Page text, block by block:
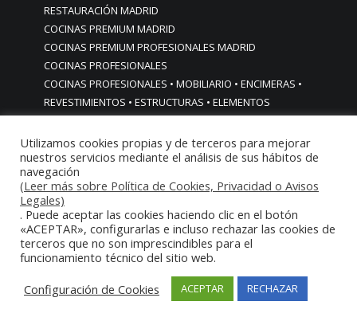
RESTAURACIÓN MADRID
COCINAS PREMIUM MADRID
COCINAS PREMIUM PROFESIONALES MADRID
COCINAS PROFESIONALES
COCINAS PROFESIONALES • MOBILIARIO • ENCIMERAS •
REVESTIMIENTOS • ESTRUCTURAS • ELEMENTOS
DECORATIVOS ACERO INOXIDABLE
COCINAS PROFESIONALES A MEDIDA PERSONALIZADAS PARA
PARTICULARES
COCINAS PROFESIONALES ACERO INOXIDABLE
COCINAS PROFESIONALES HORECA
COCINAS PROFESIONALES HOSTELERÍA MADRID
Cocinas profesionales industriales monoblock a medida
personalizadas
Cocinas profesionales industriales monoblock a medida
personalizadasCocinas profesionales industriales
monoblock a medida personalizadas
Utilizamos cookies propias y de terceros para mejorar
nuestros servicios mediante el análisis de sus hábitos de
navegación
(Leer más sobre Política de Cookies, Privacidad o Avisos
Legales)
. Puede aceptar las cookies haciendo clic en el botón
«ACEPTAR», configurarlas e incluso rechazar las cookies de
terceros que no son imprescindibles para el
funcionamiento técnico del sitio web.
Configuración de Cookies
ACEPTAR RECHAZAR